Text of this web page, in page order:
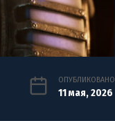
ОПУБЛИКОВАНО
11 мая, 2026